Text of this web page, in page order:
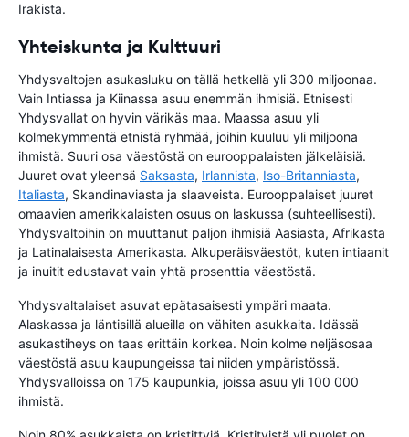
Irakista.
Yhteiskunta ja Kulttuuri
Yhdysvaltojen asukasluku on tällä hetkellä yli 300 miljoonaa.
Vain Intiassa ja Kiinassa asuu enemmän ihmisiä. Etnisesti
Yhdysvallat on hyvin värikäs maa. Maassa asuu yli
kolmekymmentä etnistä ryhmää, joihin kuuluu yli miljoona
ihmistä. Suuri osa väestöstä on eurooppalaisten jälkeläisiä.
Juuret ovat yleensä Saksasta, Irlannista, Iso-Britanniasta,
Italiasta, Skandinaviasta ja slaaveista. Eurooppalaiset juuret
omaavien amerikkalaisten osuus on laskussa (suhteellisesti).
Yhdysvaltoihin on muuttanut paljon ihmisiä Aasiasta, Afrikasta
ja Latinalaisesta Amerikasta. Alkuperäisväestöt, kuten intiaanit
ja inuitit edustavat vain yhtä prosenttia väestöstä.
Yhdysvaltalaiset asuvat epätasaisesti ympäri maata.
Alaskassa ja läntisillä alueilla on vähiten asukkaita. Idässä
asukastiheys on taas erittäin korkea. Noin kolme neljäsosaa
väestöstä asuu kaupungeissa tai niiden ympäristössä.
Yhdysvalloissa on 175 kaupunkia, joissa asuu yli 100 000
ihmistä.